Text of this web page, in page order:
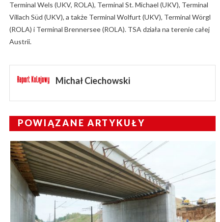
Terminal Wels (UKV, ROLA), Terminal St. Michael (UKV), Terminal
Villach Süd (UKV), a także Terminal Wolfurt (UKV), Terminal Wörgl
(ROLA) i Terminal Brennersee (ROLA). TSA działa na terenie całej
Austrii.
Michał Ciechowski
POWIĄZANE ARTYKUŁY